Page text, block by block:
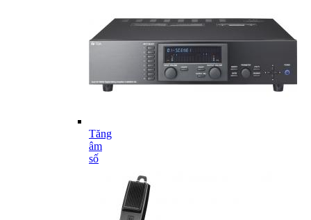
Tăng
âm
số